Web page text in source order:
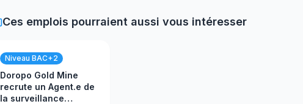
Ces emplois pourraient aussi vous intéresser
Niveau BAC+2
Doropo Gold Mine
recrute un Agent.e de
la surveillance